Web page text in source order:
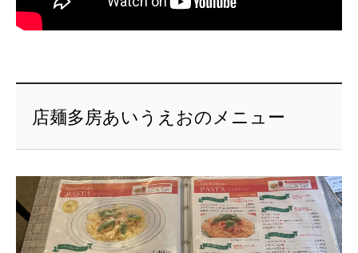
店麺多房あいうえおのメニュー